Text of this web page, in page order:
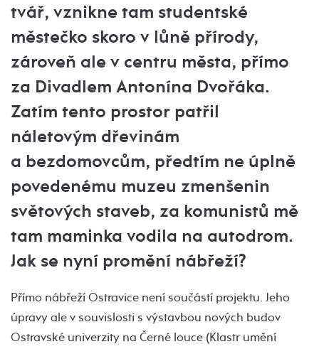
tvář, vznikne tam studentské
městečko skoro v lůně přírody,
zároveň ale v centru města, přímo
za Divadlem Antonína Dvořáka.
Zatím tento prostor patřil
náletovým dřevinám
a bezdomovcům, předtím ne úplně
povedenému muzeu zmenšenin
světových staveb, za komunistů mě
tam maminka vodila na autodrom.
Jak se nyní promění nábřeží?
Přímo nábřeží Ostravice není součástí projektu. Jeho
úpravy ale v souvislosti s výstavbou nových budov
Ostravské univerzity na Černé louce (Klastr umění